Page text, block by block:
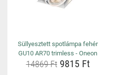
Süllyesztett spotlámpa fehér
GU10 AR70 trimless - Oneon
14869 Ft9815 Ft